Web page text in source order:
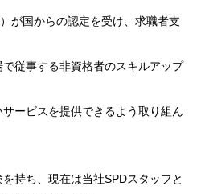
が国からの認定を受け、求職者支
従事する非資格者のスキルアップ
ービスを提供できるよう取り組ん
持ち、現在は当社SPDスタッフと